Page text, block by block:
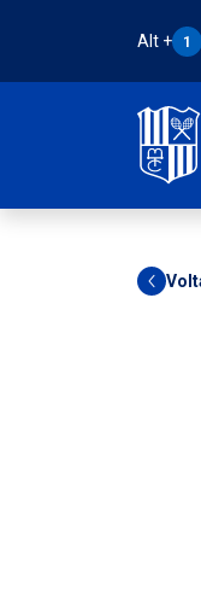
Atalho
Alt + 1